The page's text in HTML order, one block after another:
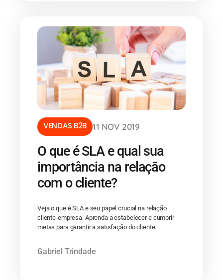
VENDAS B2B 11 NOV 2019
O que é SLA e qual sua
importância na relação
com o cliente?
Veja o que é SLA e seu papel crucial na relação
cliente-empresa. Aprenda a estabelecer e cumprir
metas para garantir a satisfação do cliente.
Gabriel Trindade